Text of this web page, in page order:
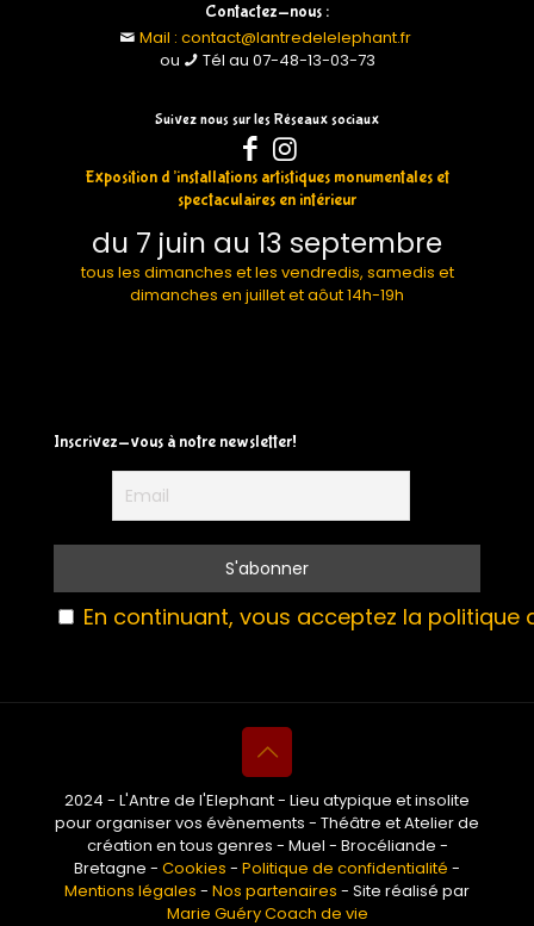
Contactez-nous :
Mail : contact@lantredelelephant.fr
ou
Tél au 07-48-13-03-73
Suivez nous sur les Réseaux sociaux
Exposition d’installations artistiques monumentales et
spectaculaires en intérieur
du 7 juin au 13 septembre
tous les dimanches et les vendredis, samedis et
dimanches en juillet et aôut 14h-19h
Inscrivez-vous à notre newsletter!
En continuant, vous acceptez la politique
2024 - L'Antre de l'Elephant - Lieu atypique et insolite
pour organiser vos évènements - Théâtre et Atelier de
création en tous genres - Muel - Brocéliande -
Bretagne - Cookies - Politique de confidentialité -
Mentions légales - Nos partenaires - Site réalisé par
Marie Guéry Coach de vie